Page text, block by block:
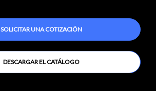
SOLICITAR UNA COTIZACIÓN
DESCARGAR EL CATÁLOGO